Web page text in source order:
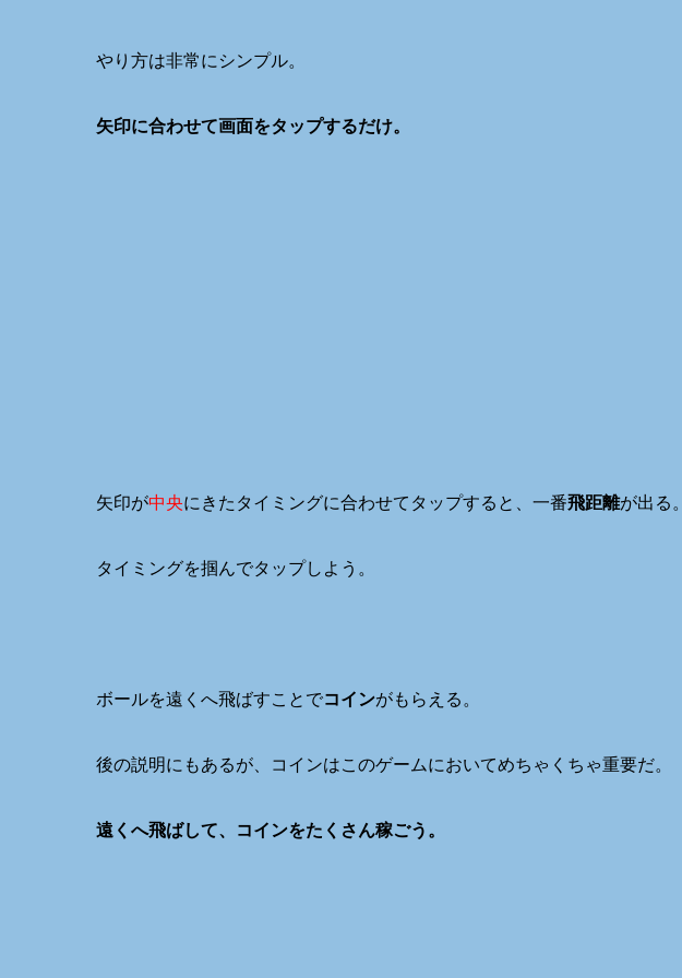
やり方は非常にシンプル。
矢印に合わせて画面をタップするだけ。
矢印が中央にきたタイミングに合わせてタップすると、一番飛距離が出る。
タイミングを掴んでタップしよう。
ボールを遠くへ飛ばすことでコインがもらえる。
後の説明にもあるが、コインはこのゲームにおいてめちゃくちゃ重要だ。
遠くへ飛ばして、コインをたくさん稼ごう。